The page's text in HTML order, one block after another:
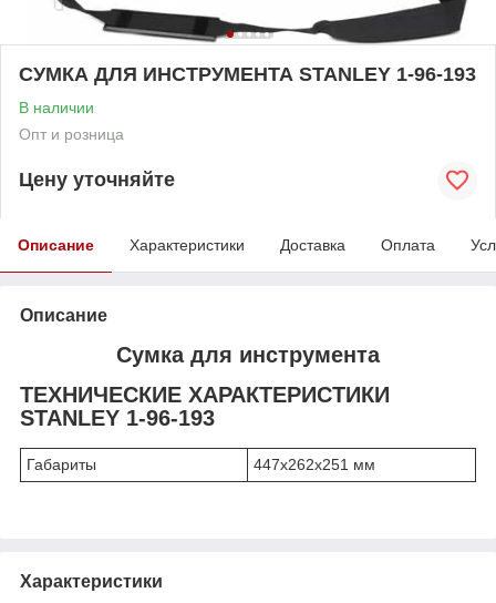
СУМКА ДЛЯ ИНСТРУМЕНТА STANLEY 1-96-193
В наличии
Опт и розница
Цену уточняйте
Описание Характеристики Доставка Оплата
Описание
Сумка для инструмента
ТЕХНИЧЕСКИЕ ХАРАКТЕРИСТИКИ
STANLEY 1-96-193
Габариты 447х262х251 мм
Характеристики